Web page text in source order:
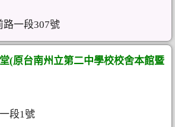
路一段307號
(原台南州立第二中學校校舍本館暨
段1號